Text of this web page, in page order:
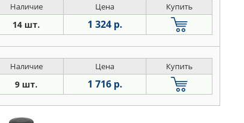
Наличие Цена Купить
14 шт. 1 324 р.
Наличие Цена Купить
9 шт. 1 716 р.